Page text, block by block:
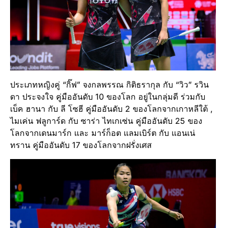
ประเภทหญิงคู่ “กิ๊ฟ” จงกลพรรณ กิติธรากุล กับ “วิว” รวิน
ดา ประจงใจ คู่มืออันดับ 10 ของโลก อยู่ในกลุ่มดี ร่วมกับ
เบ็ค ฮานา กับ ลี โซฮี คู่มืออันดับ 2 ของโลกจากเกาหลีใต้ ,
ไมเค่น ฟลูการ์ด กับ ซาร่า ไทเกเซ่น คู่มืออันดับ 25 ของ
โลกจากเดนมาร์ก และ มาร์ก็อต แลมเบิร์ต กับ แอนเน่
ทราน คู่มืออันดับ 17 ของโลกจากฝรั่งเศส